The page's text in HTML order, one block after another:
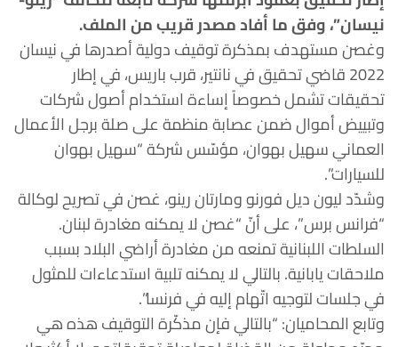
نيسان”، وفق ما أفاد مصدر قريب من الملف.
وغصن مستهدف بمذكرة توقيف دولية أصدرها في نيسان
2022 قاضي تحقيق في نانتير، قرب باريس، في إطار
تحقيقات تشمل خصوصاً إساءة استخدام أصول شركات
وتبييض أموال ضمن عصابة منظمة على صلة برجل الأعمال
العماني سهيل بهوان، مؤسّس شركة “سهيل بهوان
للسيارات”.
وشدّد ليون ديل فورنو ومارتان رينو، غصن في تصريح لوكالة
“فرانس برس”، على أنّ “غصن لا يمكنه مغادرة لبنان.
السلطات اللبنانية تمنعه من مغادرة أراضي البلاد بسبب
ملاحقات يابانية. بالتالي لا يمكنه تلبية استدعاءات للمثول
في جلسات لتوجيه اتّهام إليه في فرنسا”.
وتابع المحاميان: “بالتالي فإن مذكّرة التوقيف هذه هي